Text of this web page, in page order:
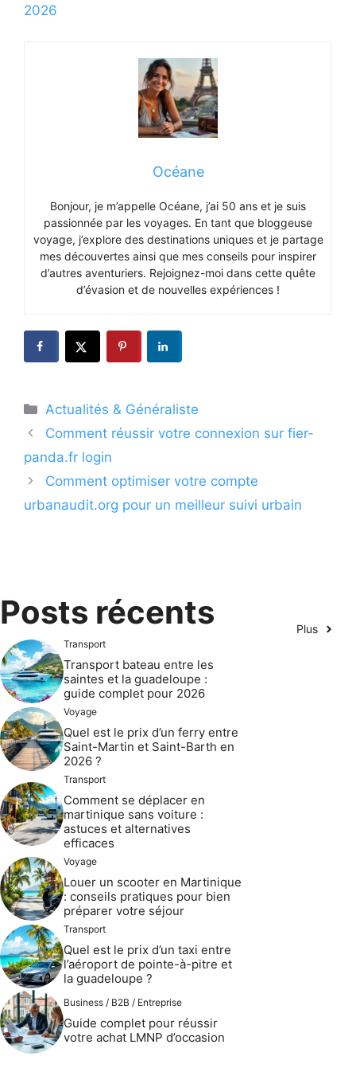
2026
Océane
Bonjour, je m’appelle Océane, j’ai 50 ans et je suis
passionnée par les voyages. En tant que bloggeuse
voyage, j’explore des destinations uniques et je partage
mes découvertes ainsi que mes conseils pour inspirer
d’autres aventuriers. Rejoignez-moi dans cette quête
d’évasion et de nouvelles expériences !
Catégories
Actualités & Généraliste
Comment réussir votre connexion sur fier-
panda.fr login
Comment optimiser votre compte
urbanaudit.org pour un meilleur suivi urbain
Posts récents Plus
Transport
Transport bateau entre les
saintes et la guadeloupe :
guide complet pour 2026
Voyage
Quel est le prix d’un ferry entre
Saint-Martin et Saint-Barth en
2026 ?
Transport
Comment se déplacer en
martinique sans voiture :
astuces et alternatives
efficaces
Voyage
Louer un scooter en Martinique
: conseils pratiques pour bien
préparer votre séjour
Transport
Quel est le prix d’un taxi entre
l’aéroport de pointe-à-pitre et
la guadeloupe ?
Business / B2B / Entreprise
Guide complet pour réussir
votre achat LMNP d’occasion